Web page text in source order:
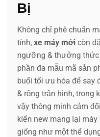
Bị
Không chỉ phê chuẩn
tính, xe máy mới còn
ngưỡng & thưởng thức
phần đa mẫu mã sản
buổi tối ưu hóa để say
& rộng trận hình, trong
vậy thông minh cảm
kiến new mang lại
giống như một thể